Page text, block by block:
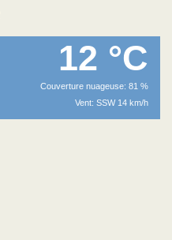
12 °C
Couverture nuageuse: 81 %
Vent: SSW 14 km/h